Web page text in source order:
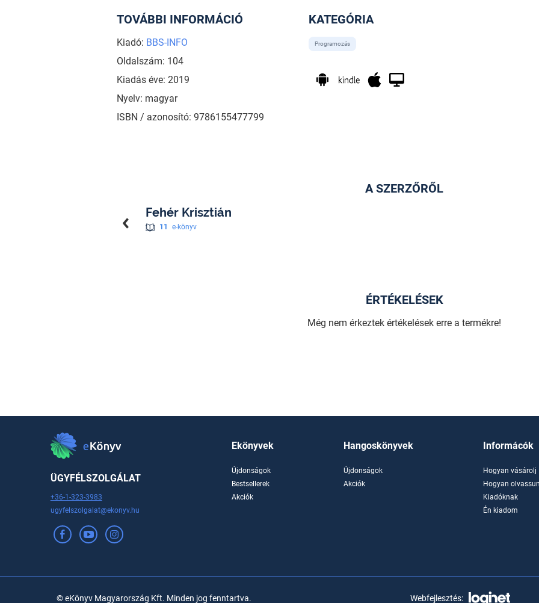
TOVÁBBI INFORMÁCIÓ
Kiadó: BBS-INFO
Oldalszám: 104
Kiadás éve: 2019
Nyelv: magyar
ISBN / azonosító: 9786155477799
KATEGÓRIA
Programozás
A SZERZŐRŐL
Fehér Krisztián
11 e-könyv
ÉRTÉKELÉSEK
Még nem érkeztek értékelések erre a termékre!
ÜGYFÉLSZOLGÁLAT
+36-1-323-3983
ugyfelszolgalat@ekonyv.hu
Ekönyvek
Újdonságok
Bestsellerek
Akciók
Hangoskönyvek
Újdonságok
Akciók
Informácók
Hogyan vásárolj
Hogyan
Kiadóknak
Én kiadom
© eKönyv Magyarország Kft. Minden jog fenntartva. Webfejlesztés: